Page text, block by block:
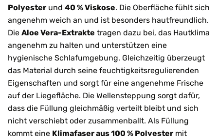
Polyester und 40 % Viskose. Die Oberfläche fühlt sich
angenehm weich an und ist besonders hautfreundlich.
Die Aloe Vera-Extrakte tragen dazu bei, das Hautklima
angenehm zu halten und unterstützen eine
hygienische Schlafumgebung. Gleichzeitig überzeugt
das Material durch seine feuchtigkeitsregulierenden
Eigenschaften und sorgt für eine angenehme Frische
auf der Liegefläche. Die Wellensteppung sorgt dafür,
dass die Füllung gleichmäßig verteilt bleibt und sich
nicht verschiebt oder zusammenballt. Als Füllung
kommt eine Klimafaser aus 100 % Polyester mit